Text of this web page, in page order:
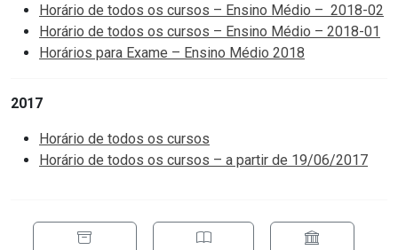
Horário de todos os cursos – Ensino Médio – 2018-02
Horário de todos os cursos – Ensino Médio – 2018-01
Horários para Exame – Ensino Médio 2018
2017
Horário de todos os cursos
Horário de todos os cursos – a partir de 19/06/2017